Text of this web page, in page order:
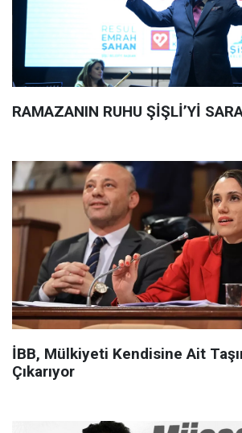
RAMAZANIN RUHU ŞİŞLİ’Yİ
İBB, Mülkiyeti Kendisine Ait
Çıkarıyor